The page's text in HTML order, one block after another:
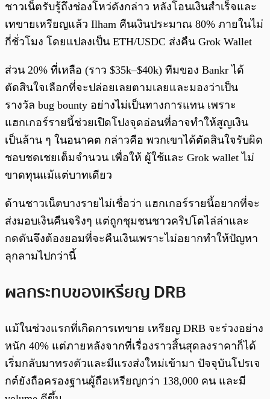
ชาวเน็ตรับรู้ถึงช่องโหว่ดังกล่าว หลังโอนเงินสำเร็จและ
เทขายเหรียญแล้ว Ilham คืนเงินประมาณ 80% ภายในไม่
กี่ชั่วโมง โดยแปลงเป็น ETH/USDC ส่งคืน Grok Wallet
ส่วน 20% ที่เหลือ (ราว $35k–$40k) ทีมของ Bankr ได้
ตัดสินใจเลือกที่จะปล่อยเลยตามเลยและมองว่าเป็น
รางวัล bug bounty อย่างไม่เป็นทางการแทน เพราะ
แฮกเกอร์รายนี้ช่วยเปิดโปงจุดอ่อนที่อาจทำให้สูญเงิน
เป็นล้าน ๆ ในอนาคต กล่าวคือ พวกเขาได้ตัดสินใจรับผิด
ชอบชดเชยเต็มจำนวน เพื่อให้ ผู้ใช้และ Grok wallet ไม่
ขาดทุนแม้แต่บาทเดียว
ด้านชาวเน็ตบางรายไม่เชื่อว่า แฮกเกอร์รายนี้อยากที่จะ
ส่งมอบเงินคืนจริงๆ แต่ถูกชุมชนชาวคริปโตไล่ล่าและ
กดดันจึงต้องยอมที่จะคืนเงินเพราะไม่อยากทำให้ปัญหา
ลุกลามไปกว่านี้
ผลกระทบของเหรียญ DRB
แม้ในช่วงแรกที่เกิดการเทขาย เหรียญ DRB จะร่วงอย่าง
หนัก 40% แต่ภายหลังจากที่เรื่องราวสิ้นสุดลงราคาก็ได้
เริ่มกลับมาทรงตัวและมีแรงส่งใหม่เข้ามา ปัจจุบันโปรเจ
กต์ยังถือครองฐานผู้ถือเหรียญกว่า 138,000 คน และมี